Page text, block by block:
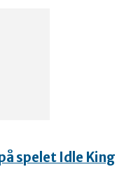
spelet Idle King